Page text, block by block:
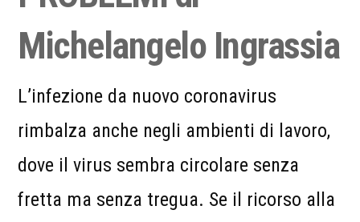
Michelangelo Ingrassia
L’infezione da nuovo coronavirus
rimbalza anche negli ambienti di lavoro,
dove il virus sembra circolare senza
fretta ma senza tregua. Se il ricorso alla